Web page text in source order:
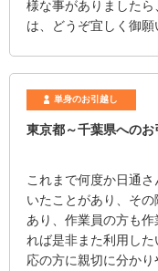
様な事がありました
は、どうぞ宜しく御願
単身のお引越し
東京都～千葉県へのお
これまで何度か日通
いたことがあり、そ
あり、作業員の方も
れば是非また利用し
応の方に親切に分か